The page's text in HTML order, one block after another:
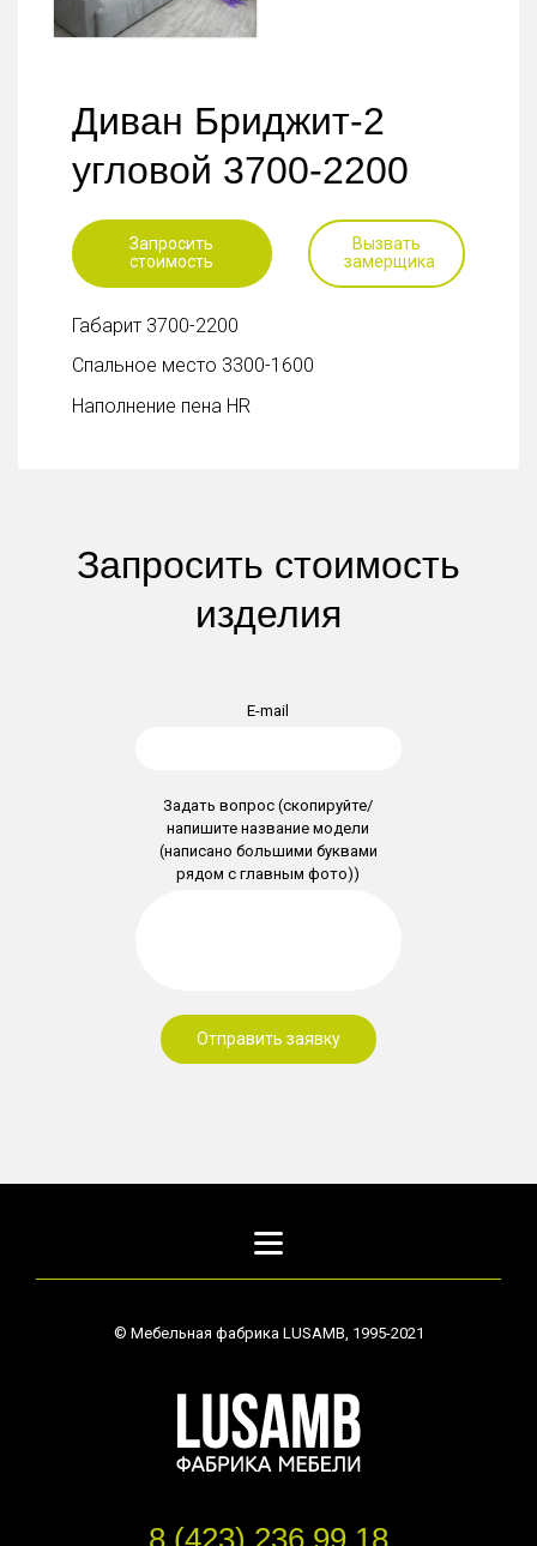
Диван Бриджит-2
угловой 3700-2200
Запросить
стоимость
Вызвать
замерщика
Габарит 3700-2200
Спальное место 3300-1600
Наполнение пена HR
Запросить стоимость
изделия
E-mail
Задать вопрос (скопируйте/
напишите название модели
(написано большими буквами
рядом с главным фото))
Отправить заявку
© Мебельная фабрика LUSAMB, 1995-2021
8 (423) 236 99 18